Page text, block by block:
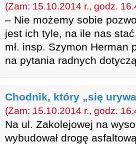
(Zam: 15.10.2014 r., godz.
– Nie możemy sobie
jest ich tyle, na ile nas
mł. insp. Szymon Herman
na pytania radnych
Chodnik, który „się
(Zam: 15.10.2014 r., godz.
Na ul. Zakolejowej na
wybudował drogę